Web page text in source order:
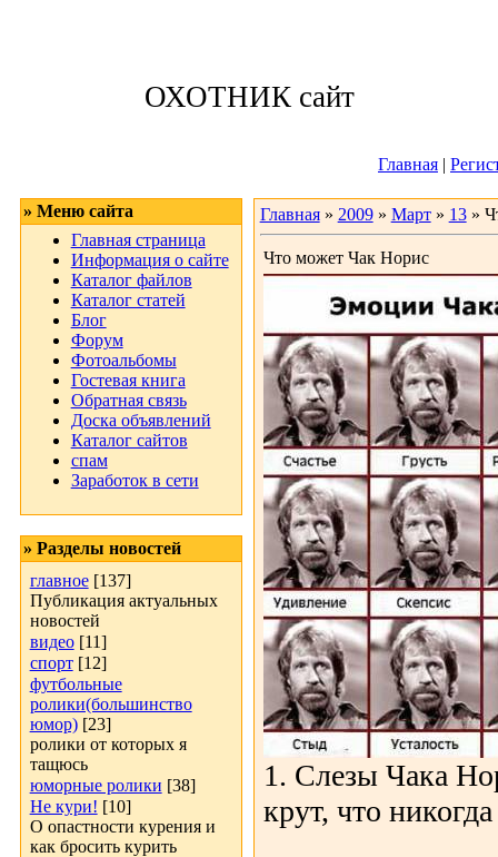
ОХОТНИК сайт
Главная |
» Меню сайта
Главная страница
Информация о сайте
Каталог файлов
Каталог статей
Блог
Форум
Фотоальбомы
Гостевая книга
Обратная связь
Доска объявлений
Каталог сайтов
спам
Заработок в сети
» Разделы новостей
главное [137]
Публикация актуальных
новостей
видео [11]
спорт [12]
футбольные
ролики(большинство
юмор) [23]
ролики от которых я
тащюсь
юморные ролики [38]
Не кури! [10]
О опастности курения и
как бросить курить
Главная» 2009 » Март » 13»
Что может Чак Норис
1. Слезы Чака
крут, что